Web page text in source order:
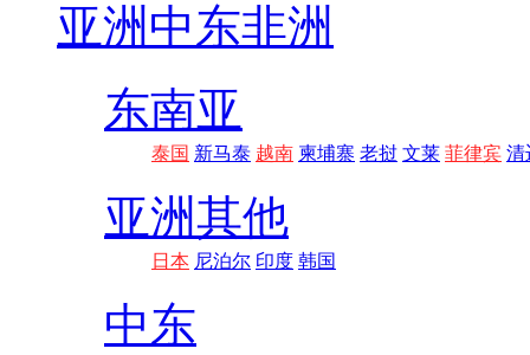
亚洲 中东非洲
东南亚
泰国 新马泰 越南 柬埔寨 老挝 文莱 菲律宾 清
亚洲其他
日本 尼泊尔 印度 韩国
中东